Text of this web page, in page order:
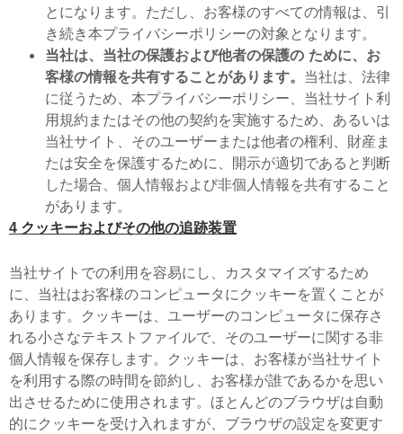
とになります。ただし、お客様のすべての情報は、引
き続き本プライバシーポリシーの対象となります。
当社は、 当社の保護および他者の保護の ために、お
客様の情報を共有することがあります。 当社は、法律
に従うため、本プライバシーポリシー、当社サイト利
用規約またはその他の契約を実施するため、あるいは
当社サイト、そのユーザーまたは他者の権利、財産ま
たは安全を保護するために、開示が適切であると判断
した場合、個人情報および非個人情報を共有すること
があります。
4 クッキーおよびその他の追跡装置
当社サイトでの利用を容易にし、カスタマイズするため
に、当社はお客様のコンピュータにクッキーを置くことが
あります。クッキーは、ユーザーのコンピュータに保存さ
れる小さなテキストファイルで、そのユーザーに関する非
個人情報を保存します。クッキーは、お客様が当社サイト
を利用する際の時間を節約し、お客様が誰であるかを思い
出させるために使用されます。ほとんどのブラウザは自動
的にクッキーを受け入れますが、ブラウザの設定を変更す